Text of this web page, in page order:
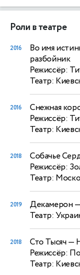
Роли в театре
2016 Во имя
разбойник
Режиссёр:
Театр:
2016 Снежная
Режиссёр:
Театр:
2018 Собачье
Режиссёр:
Театр:
2019 Декамерон—
Театр:
2018 Сто Тысяч—
Режиссёр:
Театр: